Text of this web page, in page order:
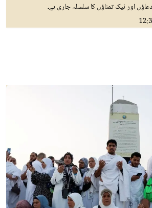
اور نیک تمناؤں کا سلسلہ جاری ہے۔